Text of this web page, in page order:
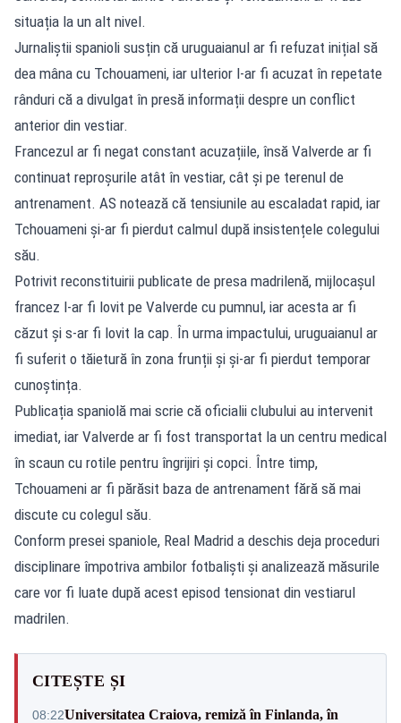
situația la un alt nivel.
Jurnaliștii spanioli susțin că uruguaianul ar fi refuzat inițial să
dea mâna cu Tchouameni, iar ulterior l-ar fi acuzat în repetate
rânduri că a divulgat în presă informații despre un conflict
anterior din vestiar.
Francezul ar fi negat constant acuzațiile, însă Valverde ar fi
continuat reproșurile atât în vestiar, cât și pe terenul de
antrenament. AS notează că tensiunile au escaladat rapid, iar
Tchouameni și-ar fi pierdut calmul după insistențele colegului
său.
Potrivit reconstituirii publicate de presa madrilenă, mijlocașul
francez l-ar fi lovit pe Valverde cu pumnul, iar acesta ar fi
căzut și s-ar fi lovit la cap. În urma impactului, uruguaianul ar
fi suferit o tăietură în zona frunții și și-ar fi pierdut temporar
cunoștința.
Publicația spaniolă mai scrie că oficialii clubului au intervenit
imediat, iar Valverde ar fi fost transportat la un centru medical
în scaun cu rotile pentru îngrijiri și copci. Între timp,
Tchouameni ar fi părăsit baza de antrenament fără să mai
discute cu colegul său.
Conform presei spaniole, Real Madrid a deschis deja proceduri
disciplinare împotriva ambilor fotbaliști și analizează măsurile
care vor fi luate după acest episod tensionat din vestiarul
madrilen.
CITEȘTE ȘI
08:22Universitatea Craiova, remiză în Finlanda, în